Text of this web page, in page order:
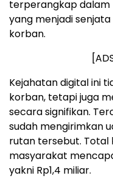
terperangkap dalam
yang menjadi
korban.
Kejahatan digital ini
korban, tetapi juga
secara signifikan.
sudah mengirimkan
rutan tersebut. Total
masyarakat
yakni Rp1,4 miliar.